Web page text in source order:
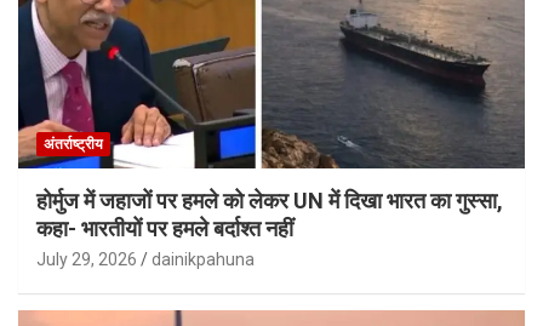
अंतर्राष्ट्रीय
होर्मुज में जहाजों पर हमले को लेकर UN में दिखा भारत का गुस्सा,
कहा- भारतीयों पर हमले बर्दाश्त नहीं
July 29, 2026 dainikpahuna